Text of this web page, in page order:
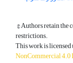
© Authors retain
restrictions.
This work is licensed
NonCommercial